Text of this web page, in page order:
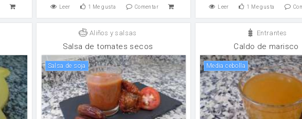
Leer 1 Me gusta Comentar Leer 1 Me gusta
Aliños y salsas
Salsa de tomates secos
salsa de soja
Entrantes
Caldo de marisco
Media cebolla